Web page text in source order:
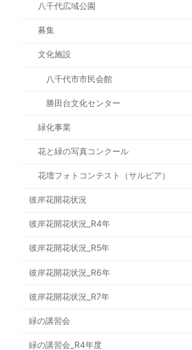
八千代広域公園
募集
文化施設
八千代市市民会館
勝田台文化センター
緑化事業
花と緑の写真コンクール
花壇フォトコンテスト（サルビア）
彼岸花開花状況
彼岸花開花状況_R4年
彼岸花開花状況_R5年
彼岸花開花状況_R6年
彼岸花開花状況_R7年
緑の講習会
緑の講習会_R4年度